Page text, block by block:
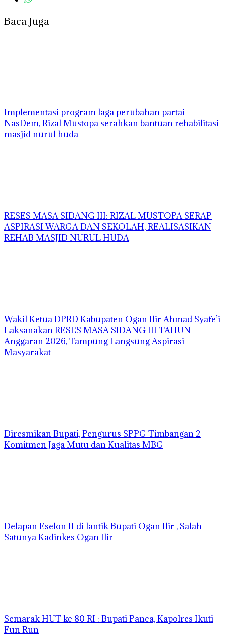
Baca Juga
Implementasi program laga perubahan partai
NasDem, Rizal Mustopa serahkan bantuan rehabilitasi
masjid nurul huda
RESES MASA SIDANG III: RIZAL MUSTOPA SERAP
ASPIRASI WARGA DAN SEKOLAH, REALISASIKAN
REHAB MASJID NURUL HUDA
Wakil Ketua DPRD Kabupaten Ogan Ilir Ahmad Syafe’i
Laksanakan RESES MASA SIDANG III TAHUN
Anggaran 2026, Tampung Langsung Aspirasi
Masyarakat
Diresmikan Bupati, Pengurus SPPG Timbangan 2
Komitmen Jaga Mutu dan Kualitas MBG
Delapan Eselon II di lantik Bupati Ogan Ilir , Salah
Satunya Kadinkes Ogan Ilir
Semarak HUT ke 80 RI : Bupati Panca, Kapolres Ikuti
Fun Run